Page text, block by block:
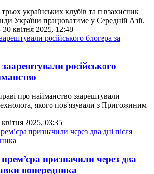
українських клубів та півзахисник
України працюватиме у Середній Азії.
30 квітня 2025, 12:48
російського
про найманство заарештували
якого пов'язували з Пригожиним
2025, 03:35
призначили через два
попередника